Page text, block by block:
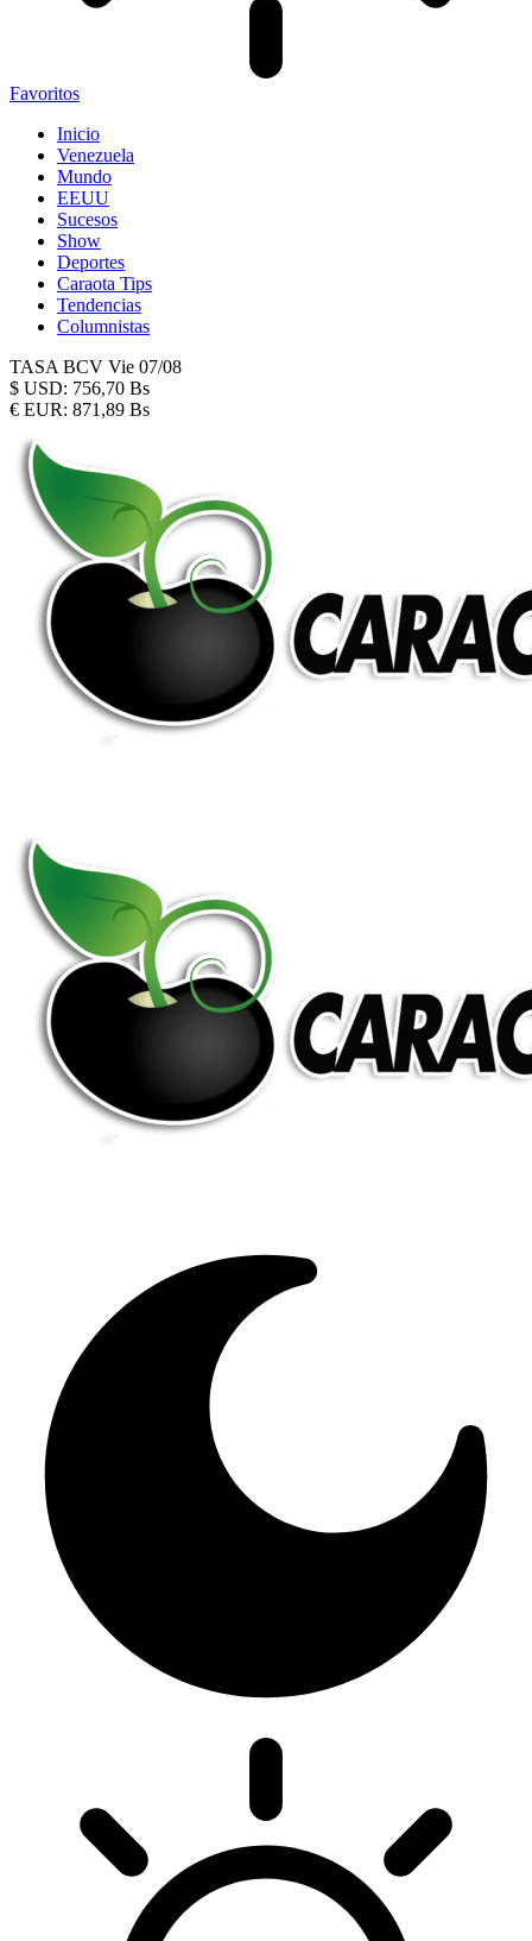
Favoritos
Inicio
Venezuela
Mundo
EEUU
Sucesos
Show
Deportes
Caraota Tips
Tendencias
Columnistas
TASA BCV Vie 07/08
$ USD: 756,70 Bs
€ EUR: 871,89 Bs